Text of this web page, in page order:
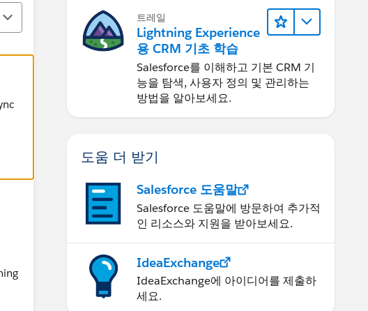
트레일
Lightning Experience
용 CRM 기초 학습
Salesforce를 이해하고 기본 CRM 기
능을 탐색, 사용자 정의 및 관리하는
방법을 알아보세요.
도움 더 받기
Salesforce 도움말
Salesforce 도움말에 방문하여 추가적
인 리소스와 지원을 받아보세요.
IdeaExchange
IdeaExchange에 아이디어를 제출하
세요.